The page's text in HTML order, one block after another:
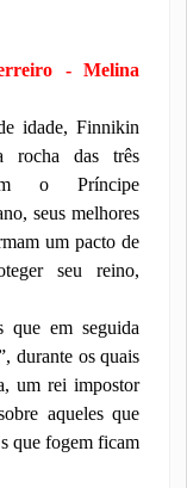
- Melina
idade, Finnikin
rocha das três
o Príncipe
seus melhores
um pacto de
seu reino,
em seguida
durante os quais
um rei impostor
aqueles que
que fogem ficam